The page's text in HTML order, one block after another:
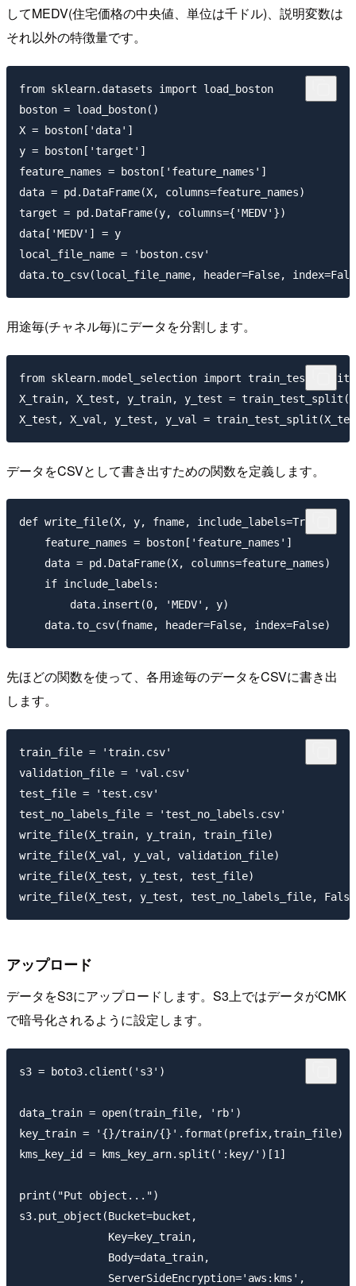
してMEDV(住宅価格の中央値、単位は千ドル)、説明変数は
それ以外の特徴量です。
from sklearn.datasets import load_boston
boston = load_boston()
X = boston['data']
y = boston['target']
feature_names = boston['feature_names']
data = pd.DataFrame(X, columns=feature_names)
target = pd.DataFrame(y, columns={'MEDV'})
data['MEDV'] = y
local_file_name = 'boston.csv'
用途毎(チャネル毎)にデータを分割します。
from sklearn.model_selection import train_test_split
X_train, X_test, y_train, y_test =
データをCSVとして書き出すための関数を定義します。
def write_file(X, y, fname, include_labels=True):
    feature_names = boston['feature_names']
    data = pd.DataFrame(X, columns=feature_names)
    if include_labels:
        data.insert(0, 'MEDV', y)
先ほどの関数を使って、各用途毎のデータをCSVに書き出
します。
train_file = 'train.csv'
validation_file = 'val.csv'
test_file = 'test.csv'
test_no_labels_file = 'test_no_labels.csv'
write_file(X_train, y_train, train_file)
write_file(X_val, y_val, validation_file)
write_file(X_test, y_test, test_file)
アップロード
データをS3にアップロードします。S3上ではデータがCMK
で暗号化されるように設定します。
s3 = boto3.client('s3')
data_train = open(train_file, 'rb')
key_train = '{}/train/{}'.format(prefix,train_file)
kms_key_id = kms_key_arn.split(':key/')[1]
print("Put object...")
s3.put_object(Bucket=bucket,
              Key=key_train,
              Body=data_train,
              ServerSideEncryption='aws:kms',